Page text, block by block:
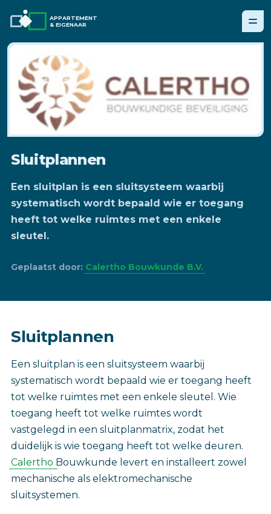
APPARTEMENT
& EIGENAAR
Sluitplannen
Een sluitplan is een sluitsysteem waarbij
systematisch wordt bepaald wie er toegang
heeft tot welke ruimtes met een enkele
sleutel.
Geplaatst door: Calertho Bouwkunde B.V.
Sluitplannen
Een sluitplan is een sluitsysteem waarbij
systematisch wordt bepaald wie er toegang heeft
tot welke ruimtes met een enkele sleutel. Wie
toegang heeft tot welke ruimtes wordt
vastgelegd in een sluitplanmatrix, zodat het
duidelijk is wie toegang heeft tot welke deuren.
Calertho Bouwkunde levert en installeert zowel
mechanische als elektromechanische
sluitsystemen.